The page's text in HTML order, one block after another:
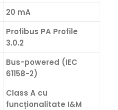
20 mA
Profibus PA Profile
3.0.2
Bus-powered (IEC
61158-2)
Class A cu
funcționalitate I&M